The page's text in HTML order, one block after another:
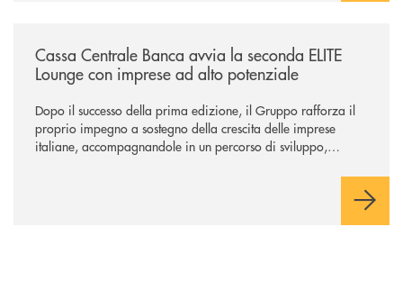
Cassa Centrale Banca avvia la seconda ELITE
Lounge con imprese ad alto potenziale
Dopo il successo della prima edizione, il Gruppo rafforza il
proprio impegno a sostegno della crescita delle imprese
italiane, accompagnandole in un percorso di sviluppo,